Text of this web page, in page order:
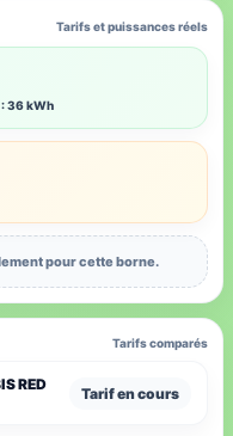
Tarifs et puissances réels
36 kWh
pour cette borne.
Tarifs comparés
RED
Tarif en cours